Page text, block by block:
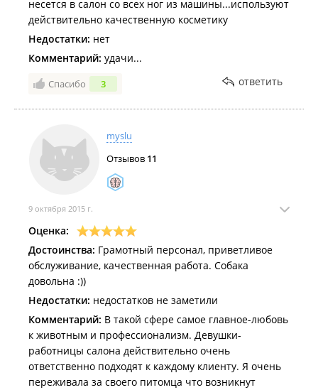
несется в салон со всех ног из машины...используют
действительно качественную косметику
Недостатки: нет
Комментарий: удачи...
Спасибо 3 ответить
myslu
Отзывов 11
9 октября 2015 г.
Оценка:
Достоинства: Грамотный персонал, приветливое
обслуживание, качественная работа. Собака
довольна :))
Недостатки: недостатков не заметили
Комментарий: В такой сфере самое главное-любовь
к животным и профессионализм. Девушки-
работницы салона действительно очень
ответственно подходят к каждому клиенту. Я очень
переживала за своего питомца что возникнут